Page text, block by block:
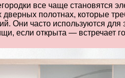
все чаще становятся
дверных полотнах, которые
Они часто используются
если открыта — встречает